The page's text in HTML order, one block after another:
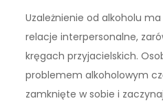
Uzależnienie od alkoholu
relacje interpersonalne,
kręgach przyjacielskich.
problemem alkoholowym
zamknięte w sobie i